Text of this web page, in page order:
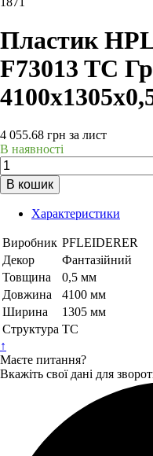
Пластик
F73013 TC
4 055.68 грн за лист
В наявності
В кошик
Характеристики
Виробник PFLEIDERER
Декор
Фантазійний
Товщина
0,5 мм
Довжина
4100 мм
Ширина
1305 мм
Структура TC
↑
Маєте питання?
Вкажіть свої дані для